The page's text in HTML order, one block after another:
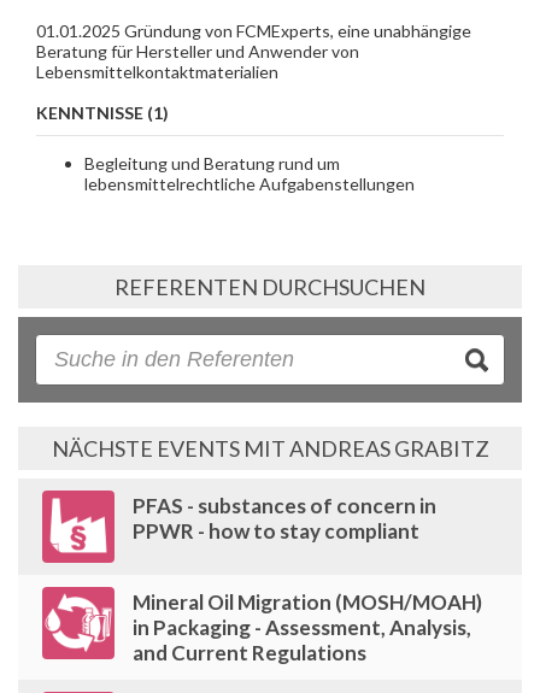
01.01.2025 Gründung von FCMExperts, eine unabhängige
Beratung für Hersteller und Anwender von
Lebensmittelkontaktmaterialien
KENNTNISSE (1)
Begleitung und Beratung rund um
lebensmittelrechtliche Aufgabenstellungen
REFERENTEN DURCHSUCHEN
NÄCHSTE EVENTS MIT ANDREAS GRABITZ
PFAS - substances of concern in
PPWR - how to stay compliant
Mineral Oil Migration (MOSH/MOAH)
in Packaging - Assessment, Analysis,
and Current Regulations